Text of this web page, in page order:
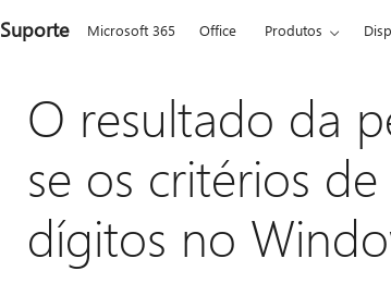
Suporte Microsoft 365 Office Produtos
O resultado da
se os critérios
dígitos no